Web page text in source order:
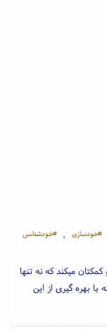
#خودسازی ، #خودشناسی
میکند که نه تنها
بهره گیری از این